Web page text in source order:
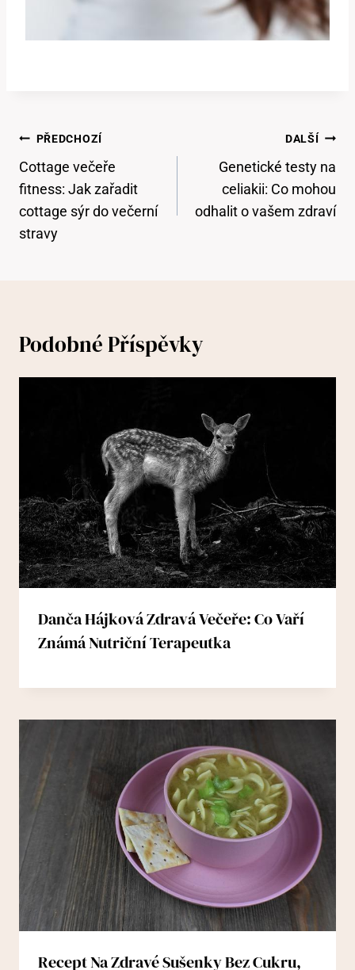
Navigace
Pro
Příspěvek
PŘEDCHOZÍ
Cottage večeře
fitness: Jak zařadit
cottage sýr do večerní
stravy
DALŠÍ
Genetické testy na
celiakii: Co mohou
odhalit o vašem zdraví
Podobné Příspěvky
Danča Hájková Zdravá Večeře: Co Vaří
Známá Nutriční Terapeutka
Recept Na Zdravé Sušenky Bez Cukru,